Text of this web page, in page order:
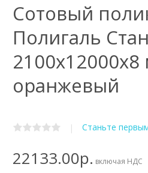
Сотовый
Полигаль
оранжевый
| Станьте
22133.00р. включая НДС